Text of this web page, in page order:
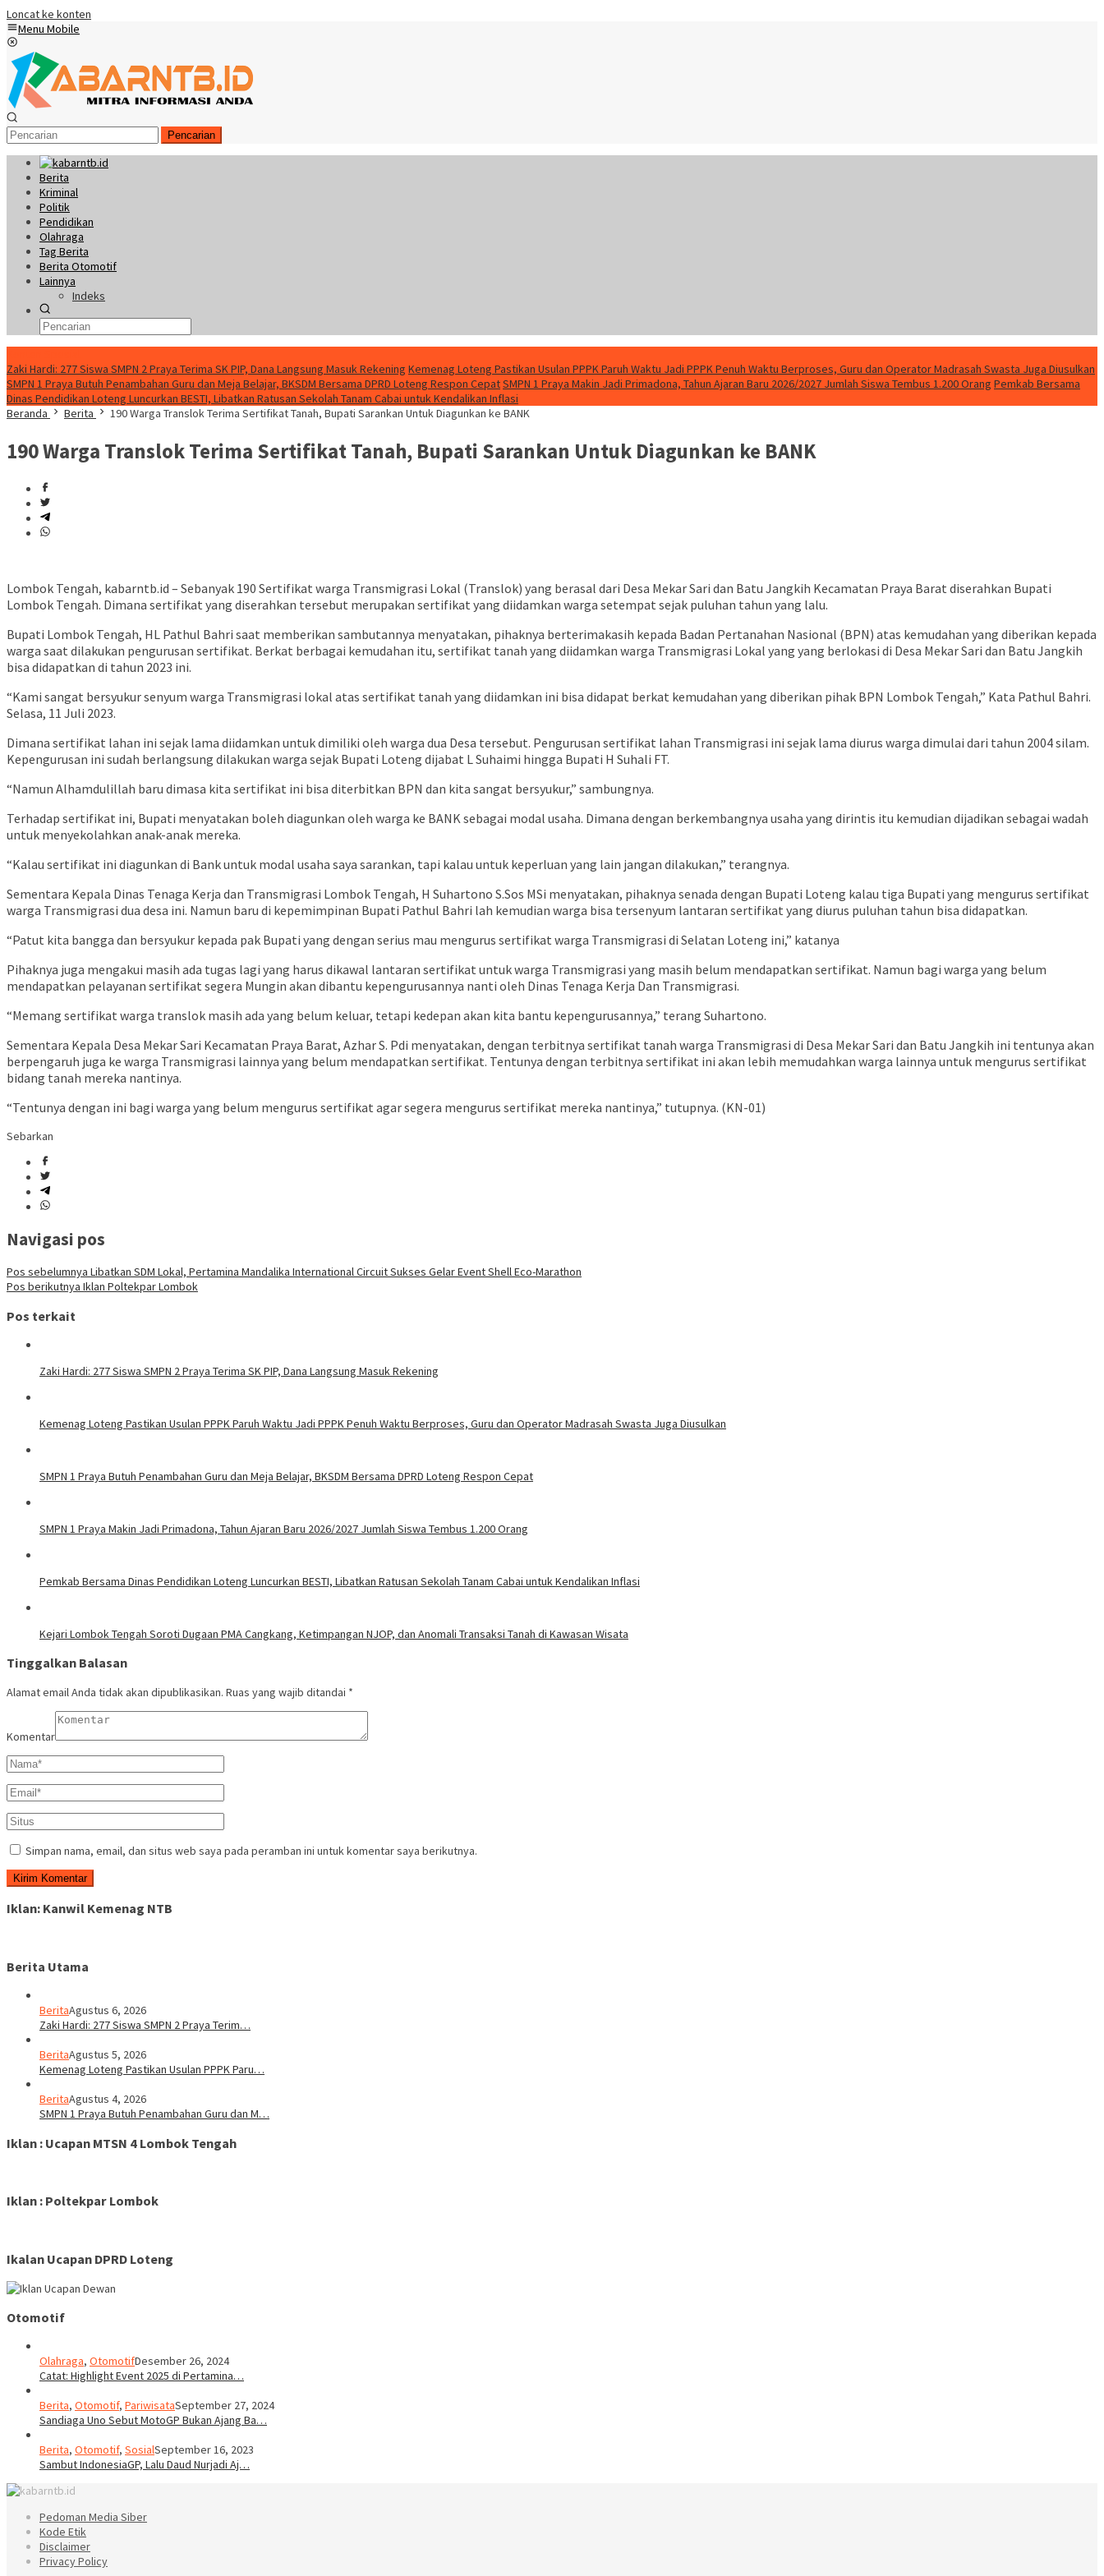
Loncat ke konten
Menu Mobile
Pencarian
Berita
Kriminal
Politik
Pendidikan
Olahraga
Tag Berita
Berita Otomotif
Lainnya
Indeks
Zaki Hardi: 277 Siswa SMPN 2 Praya Terima SK PIP, Dana Langsung Masuk Rekening Kemenag Loteng Pastikan Usulan PPPK Paruh Waktu Jadi PPPK Penuh Waktu Berproses, Guru dan Operator Madrasah Swasta Juga Diusulkan
SMPN 1 Praya Butuh Penambahan Guru dan Meja Belajar, BKSDM Bersama DPRD Loteng Respon CepatSMPN 1 Praya Makin Jadi Primadona, Tahun Ajaran Baru 2026/2027 Jumlah Siswa Tembus 1.200 Orang Pemkab Bersama
Dinas Pendidikan Loteng Luncurkan BESTI, Libatkan Ratusan Sekolah Tanam Cabai untuk Kendalikan Inflasi
Beranda
Berita 190 Warga Translok Terima Sertifikat Tanah, Bupati Sarankan Untuk Diagunkan ke BANK
190 Warga Translok Terima Sertifikat Tanah, Bupati Sarankan Untuk Diagunkan ke BANK
Lombok Tengah, kabarntb.id – Sebanyak 190 Sertifikat warga Transmigrasi Lokal (Translok) yang berasal dari Desa Mekar Sari dan Batu Jangkih Kecamatan Praya Barat diserahkan Bupati
Lombok Tengah. Dimana sertifikat yang diserahkan tersebut merupakan sertifikat yang diidamkan warga setempat sejak puluhan tahun yang lalu.
Bupati Lombok Tengah, HL Pathul Bahri saat memberikan sambutannya menyatakan, pihaknya berterimakasih kepada Badan Pertanahan Nasional (BPN) atas kemudahan yang diberikan kepada
warga saat dilakukan pengurusan sertifikat. Berkat berbagai kemudahan itu, sertifikat tanah yang diidamkan warga Transmigrasi Lokal yang yang berlokasi di Desa Mekar Sari dan Batu Jangkih
bisa didapatkan di tahun 2023 ini.
“Kami sangat bersyukur senyum warga Transmigrasi lokal atas sertifikat tanah yang diidamkan ini bisa didapat berkat kemudahan yang diberikan pihak BPN Lombok Tengah,” Kata Pathul Bahri.
Selasa, 11 Juli 2023.
Dimana sertifikat lahan ini sejak lama diidamkan untuk dimiliki oleh warga dua Desa tersebut. Pengurusan sertifikat lahan Transmigrasi ini sejak lama diurus warga dimulai dari tahun 2004 silam.
Kepengurusan ini sudah berlangsung dilakukan warga sejak Bupati Loteng dijabat L Suhaimi hingga Bupati H Suhali FT.
“Namun Alhamdulillah baru dimasa kita sertifikat ini bisa diterbitkan BPN dan kita sangat bersyukur,” sambungnya.
Terhadap sertifikat ini, Bupati menyatakan boleh diagunkan oleh warga ke BANK sebagai modal usaha. Dimana dengan berkembangnya usaha yang dirintis itu kemudian dijadikan sebagai wadah
untuk menyekolahkan anak-anak mereka.
“Kalau sertifikat ini diagunkan di Bank untuk modal usaha saya sarankan, tapi kalau untuk keperluan yang lain jangan dilakukan,” terangnya.
Sementara Kepala Dinas Tenaga Kerja dan Transmigrasi Lombok Tengah, H Suhartono S.Sos MSi menyatakan, pihaknya senada dengan Bupati Loteng kalau tiga Bupati yang mengurus sertifikat
warga Transmigrasi dua desa ini. Namun baru di kepemimpinan Bupati Pathul Bahri lah kemudian warga bisa tersenyum lantaran sertifikat yang diurus puluhan tahun bisa didapatkan.
“Patut kita bangga dan bersyukur kepada pak Bupati yang dengan serius mau mengurus sertifikat warga Transmigrasi di Selatan Loteng ini,” katanya
Pihaknya juga mengakui masih ada tugas lagi yang harus dikawal lantaran sertifikat untuk warga Transmigrasi yang masih belum mendapatkan sertifikat. Namun bagi warga yang belum
mendapatkan pelayanan sertifikat segera Mungin akan dibantu kepengurusannya nanti oleh Dinas Tenaga Kerja Dan Transmigrasi.
“Memang sertifikat warga translok masih ada yang belum keluar, tetapi kedepan akan kita bantu kepengurusannya,” terang Suhartono.
Sementara Kepala Desa Mekar Sari Kecamatan Praya Barat, Azhar S. Pdi menyatakan, dengan terbitnya sertifikat tanah warga Transmigrasi di Desa Mekar Sari dan Batu Jangkih ini tentunya akan
berpengaruh juga ke warga Transmigrasi lainnya yang belum mendapatkan sertifikat. Tentunya dengan terbitnya sertifikat ini akan lebih memudahkan warga lainnya untuk mengurus sertifikat
bidang tanah mereka nantinya.
“Tentunya dengan ini bagi warga yang belum mengurus sertifikat agar segera mengurus sertifikat mereka nantinya,” tutupnya. (KN-01)
Sebarkan
Navigasi pos
Pos sebelumnya Libatkan SDM Lokal, Pertamina Mandalika International Circuit Sukses Gelar Event Shell Eco-Marathon
Pos berikutnya Iklan Poltekpar Lombok
Pos terkait
Zaki Hardi: 277 Siswa SMPN 2 Praya Terima SK PIP, Dana Langsung Masuk Rekening
Kemenag Loteng Pastikan Usulan PPPK Paruh Waktu Jadi PPPK Penuh Waktu Berproses, Guru dan Operator Madrasah Swasta Juga Diusulkan
SMPN 1 Praya Butuh Penambahan Guru dan Meja Belajar, BKSDM Bersama DPRD Loteng Respon Cepat
SMPN 1 Praya Makin Jadi Primadona, Tahun Ajaran Baru 2026/2027 Jumlah Siswa Tembus 1.200 Orang
Pemkab Bersama Dinas Pendidikan Loteng Luncurkan BESTI, Libatkan Ratusan Sekolah Tanam Cabai untuk Kendalikan Inflasi
Kejari Lombok Tengah Soroti Dugaan PMA Cangkang, Ketimpangan NJOP, dan Anomali Transaksi Tanah di Kawasan Wisata
Tinggalkan Balasan
Alamat email Anda tidak akan dipublikasikan. Ruas yang wajib ditandai *
Komentar
Simpan nama, email, dan situs web saya pada peramban ini untuk komentar saya berikutnya.
Iklan: Kanwil Kemenag NTB
Berita Utama
BeritaAgustus 6, 2026
Zaki Hardi: 277 Siswa SMPN 2 Praya Terim…
BeritaAgustus 5, 2026
Kemenag Loteng Pastikan Usulan PPPK Paru…
BeritaAgustus 4, 2026
SMPN 1 Praya Butuh Penambahan Guru dan M…
Iklan : Ucapan MTSN 4 Lombok Tengah
Iklan : Poltekpar Lombok
Ikalan Ucapan DPRD Loteng
Otomotif
Olahraga, OtomotifDesember 26, 2024
Catat: Highlight Event 2025 di Pertamina…
Berita, Otomotif, PariwisataSeptember 27, 2024
Sandiaga Uno Sebut MotoGP Bukan Ajang Ba…
Berita, Otomotif, SosialSeptember 16, 2023
Sambut IndonesiaGP, Lalu Daud Nurjadi Aj…
Pedoman Media Siber
Kode Etik
Disclaimer
Privacy Policy